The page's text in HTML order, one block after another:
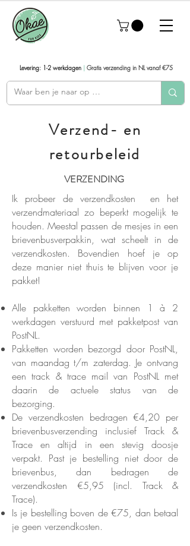
Levering: 1-2 werkdagen | Gratis verzending in NL vanaf €75
Verzend- en
retourbeleid
VERZENDING
Ik probeer de verzendkosten en het
verzendmateriaal zo beperkt mogelijk te
houden. Meestal passen de mesjes in een
brievenbusverpakkin, wat scheelt in de
verzendkosten. Bovendien hoef je op
deze manier niet thuis te blijven voor je
pakket!
Alle pakketten worden binnen 1 à 2
werkdagen verstuurd met pakketpost van
PostNL.
Pakketten worden bezorgd door PostNL,
van maandag t/m zaterdag. Je ontvang
een track & trace mail van PostNL met
daarin de actuele status van de
bezorging.
De verzendkosten bedragen €4,20 per
brievenbusverzending inclusief Track &
Trace en altijd in een stevig doosje
verpakt. Past je bestelling niet door de
brievenbus, dan bedragen de
verzendkosten €5,95 (incl. Track &
Trace).
​Is je bestelling boven de €75, dan betaal
je geen verzendkosten.